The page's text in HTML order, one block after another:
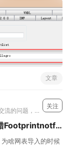
文章
技术问答小助手，平时爱好搜集大家在技术群交流的问题，并和我们凡亿教育的工程师小哥哥们一起详细解答搜集的技术问题，让电子设计的工程师们少走弯路，遇到问题搜一搜就能够得到答案~我们一起加油！
关注
pcb库里有对应封装，但是网表导入时报错Footprintnotfound?
啥网表导入的时候